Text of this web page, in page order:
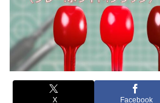
X Facebook